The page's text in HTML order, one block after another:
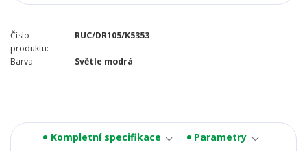
Číslo
produktu:
RUC/DR105/K5353
Barva: Světle modrá
Kompletní specifikace
Parametry